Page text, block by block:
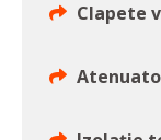
Clapete